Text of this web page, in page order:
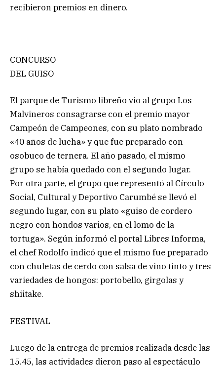
recibieron premios en dinero.
CONCURSO
DEL GUISO
El parque de Turismo libreño vio al grupo Los
Malvineros consagrarse con el premio mayor
Campeón de Campeones, con su plato nombrado
«40 años de lucha» y que fue preparado con
osobuco de ternera. El año pasado, el mismo
grupo se había quedado con el segundo lugar.
Por otra parte, el grupo que representó al Círculo
Social, Cultural y Deportivo Carumbé se llevó el
segundo lugar, con su plato «guiso de cordero
negro con hondos varios, en el lomo de la
tortuga». Según informó el portal Libres Informa,
el chef Rodolfo indicó que el mismo fue preparado
con chuletas de cerdo con salsa de vino tinto y tres
variedades de hongos: portobello, girgolas y
shiitake.
FESTIVAL
Luego de la entrega de premios realizada desde las
15.45, las actividades dieron paso al espectáculo